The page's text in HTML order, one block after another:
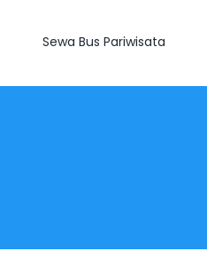
Sewa Bus Pariwisata